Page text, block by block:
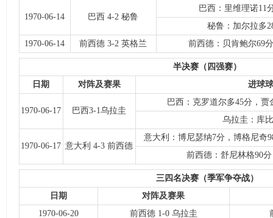
1970-06-14 巴西 4-2 秘鲁
巴西：里维理诺11
秘鲁：加尔拉多
1970-06-14
前西德 3-2 英格兰 前西德：贝肯鲍尔69
半决赛（四强赛）
日期
对阵及赛果 进球
1970-06-17 巴西3-1乌拉圭
巴西：克罗道尔多45分，
乌拉圭：库
1970-06-17 意大利 4-3 前西德
意大利：博尼瑟纳7分，博格尼奇
前西德：舒尼林格90
三四名决赛（季军争夺战）
日期
对阵及赛果
1970-06-20
前西德 1-0 乌拉圭